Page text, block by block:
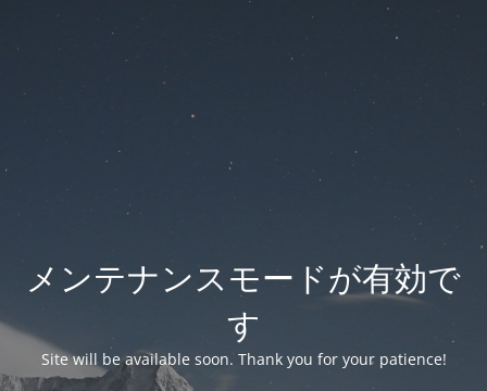
メンテナンスモードが有効で
す
Site will be available soon. Thank you for your patience!